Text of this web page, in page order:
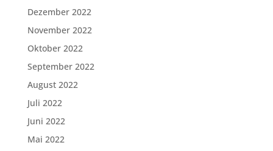
Dezember 2022
November 2022
Oktober 2022
September 2022
August 2022
Juli 2022
Juni 2022
Mai 2022